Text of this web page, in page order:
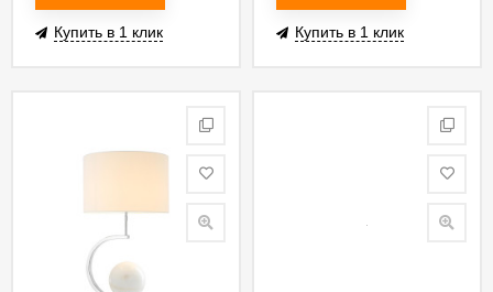
Купить в 1 клик Купить в 1 клик